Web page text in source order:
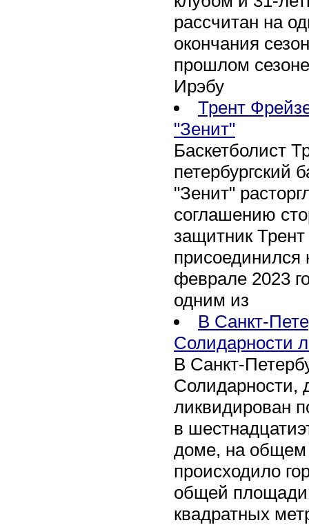
рассчитан на
окончания
прошлом
Ирэбу
Трент
"Зенит"
Баскетболист
петербургский
"Зенит"
соглашению
защитник
присоединился
феврале 2023
одним из
В Санкт-
Солидарности
В Санкт-
Солидарности,
ликвидирован
в
доме, на общем
происходило
общей площади
квадратных